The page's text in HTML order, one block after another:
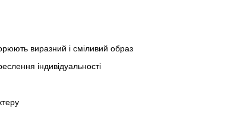
виразний і сміливий образ
індивідуальності